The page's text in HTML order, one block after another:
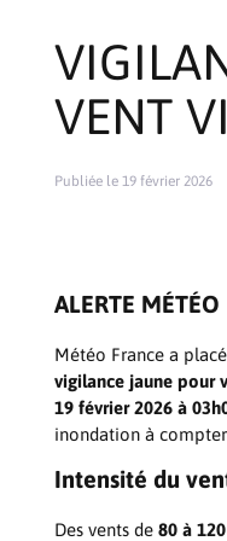
VENT
Publiée le 19 février 2026
ALERTE MÉTÉO
Météo France a
vigilance jaune pour
19 février 2026 à
inondation à
Intensité du
Des vents de 80 à